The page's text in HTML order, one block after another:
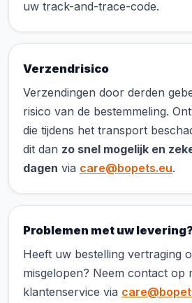
uw track-and-trace-code.
Verzendrisico
Verzendingen door derden
risico van de bestemmeling.
die tijdens het transport
dit dan zo snel mogelijk en
dagen via care@bopets.eu.
Problemen met uw
Heeft uw bestelling vertraging
misgelopen? Neem contact op
klantenservice via